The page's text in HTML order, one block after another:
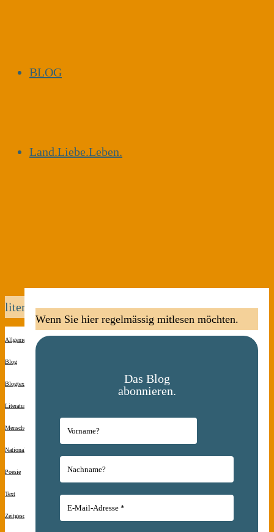
BLOG
Land.Liebe.Leben.
literaten
Allgemein
Blog
Blogtexte
Literatur
Menschen(s)kinder
Nationalsozialismus
Poesie
Text
Zeitgeschichte
Wenn Sie hier regelmässig mitlesen möchten.
Das Blog
abonnieren.